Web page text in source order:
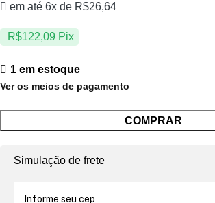
em até 6x de R$26,64
R$122,09 Pix
1 em estoque
Ver os meios de pagamento
COMPRAR
Simulação de frete